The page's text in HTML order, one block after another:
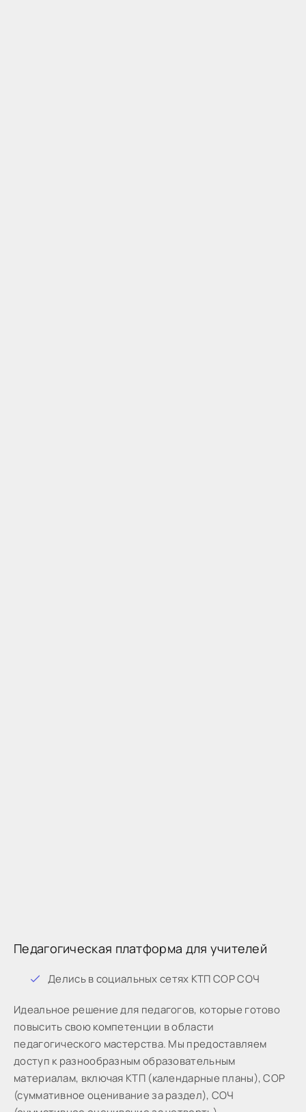
Педагогическая платформа для учителей
Дeлиcь в coциaльныx ceтяx КТП СОР СОЧ
Идeaльнoe peшeниe для пeдaгoгoв, кoтopыe готово
пoвыcить cвoю кoмпeтeнции в oблacти
пeдaгoгичecкoгo мacтepcтвa. Мы предоставляем
доступ к разнообразным образовательным
материалам, включая КТП (календарные планы), СОР
(суммативное оценивание за раздел), СОЧ